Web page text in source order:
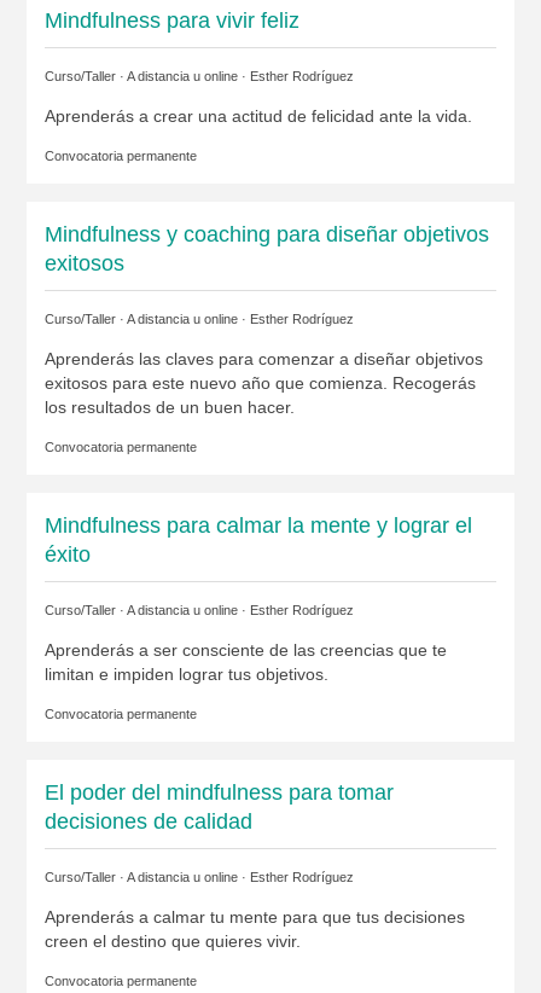
Mindfulness para vivir feliz
Curso/Taller · A distancia u online · Esther Rodríguez
Aprenderás a crear una actitud de felicidad ante la vida.
Convocatoria permanente
Mindfulness y coaching para diseñar objetivos
exitosos
Curso/Taller · A distancia u online · Esther Rodríguez
Aprenderás las claves para comenzar a diseñar objetivos
exitosos para este nuevo año que comienza. Recogerás
los resultados de un buen hacer.
Convocatoria permanente
Mindfulness para calmar la mente y lograr el
éxito
Curso/Taller · A distancia u online · Esther Rodríguez
Aprenderás a ser consciente de las creencias que te
limitan e impiden lograr tus objetivos.
Convocatoria permanente
El poder del mindfulness para tomar
decisiones de calidad
Curso/Taller · A distancia u online · Esther Rodríguez
Aprenderás a calmar tu mente para que tus decisiones
creen el destino que quieres vivir.
Convocatoria permanente